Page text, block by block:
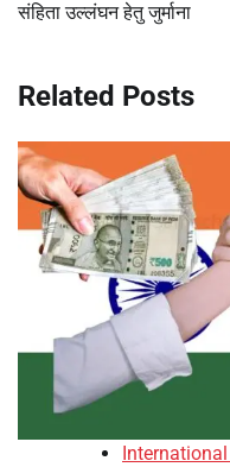
संहिता उल्लंघन हेतु जुर्माना
Related Posts